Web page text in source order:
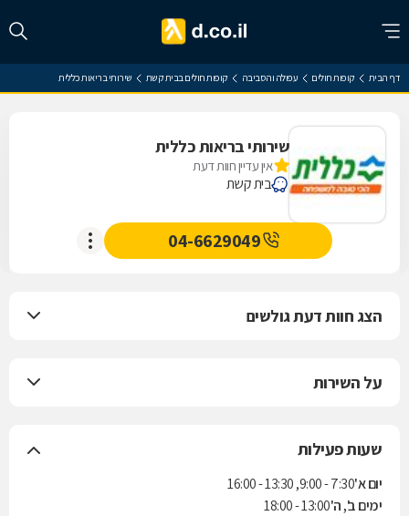
דף הבית קופות חולים עפולה והסביבה קופות חולים בבית קשת שירותי בריאות כללית
שירותי בריאות כללית
אין עדיין חוות דעת
בית קשת
04-6629049
הצג חוות דעת גולשים
על השירות
שעות פעילות
יום א'7:30 - 9:00, 13:30 - 16:00
ימים ב', ה'13:00 - 18:00